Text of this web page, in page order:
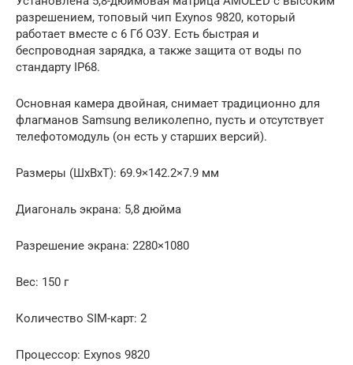
разрешением, топовый чип Exynos 9820, который
работает вместе с 6 Гб ОЗУ. Есть быстрая и
беспроводная зарядка, а также защита от воды по
стандарту IP68.
Основная камера двойная, снимает традиционно для
флагманов Samsung великолепно, пусть и отсутствует
телефотомодуль (он есть у старших версий).
Размеры (ШxВxТ): 69.9×142.2×7.9 мм
Диагональ экрана: 5,8 дюйма
Разрешение экрана: 2280×1080
Вес: 150 г
Количество SIM-карт: 2
Процессор: Exynos 9820